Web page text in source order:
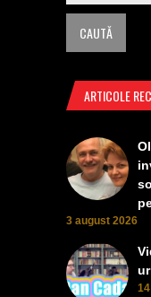
ARTICOLE
3 august 2026